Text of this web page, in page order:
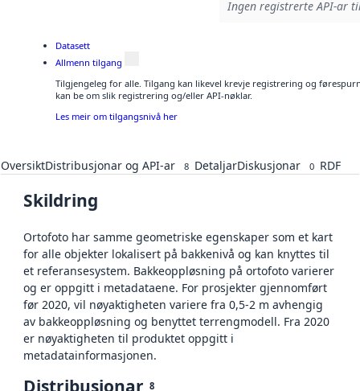
Ingen registrerte API-ar
Datasett
Allmenn tilgang
Tilgjengeleg for alle. Tilgang kan likevel krevje registrering og
kan be om slik registrering og/eller API-nøklar.
Les meir om tilgangsnivå her
OversiktDistribusjonar og API-ar 8 DetaljarDiskusjonar 0 RDF
Skildring
Ortofoto har samme geometriske egenskaper som et kart
for alle objekter lokalisert på bakkenivå og kan knyttes til
et referansesystem. Bakkeoppløsning på ortofoto varierer
og er oppgitt i metadataene. For prosjekter gjennomført
før 2020, vil nøyaktigheten variere fra 0,5-2 m avhengig
av bakkeoppløsning og benyttet terrengmodell. Fra 2020
er nøyaktigheten til produktet oppgitt i
metadatainformasjonen.
Distribusjonar 8